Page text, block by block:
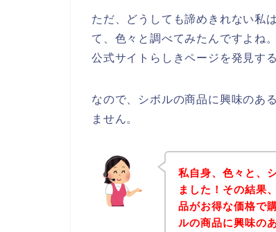
ただ、どうしても諦めきれない私
て、色々と調べてみたんですよね
公式サイトらしきページを発見す
なので、シボルの商品に興味のあ
ません。
私自身、色々と、
ました！その結果
品がお得な価格で
ルの商品に興味の